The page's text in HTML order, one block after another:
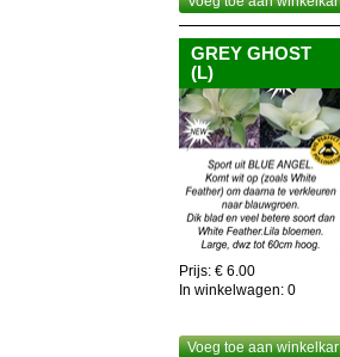
GREY GHOST
(L)
Prijs: € 6.00
In winkelwagen: 0
Voeg toe aan winkelkar